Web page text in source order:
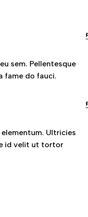
sem. Pellentesque
fame do fauci.
Ultricies
id velit ut tortor